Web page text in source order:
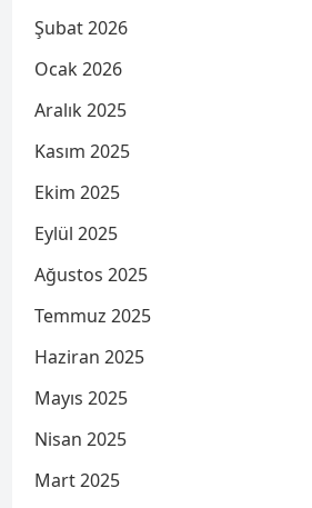
Şubat 2026
Ocak 2026
Aralık 2025
Kasım 2025
Ekim 2025
Eylül 2025
Ağustos 2025
Temmuz 2025
Haziran 2025
Mayıs 2025
Nisan 2025
Mart 2025